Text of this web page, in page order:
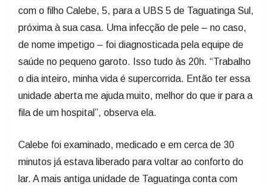
com o filho Calebe, 5, para a UBS 5 de Taguatinga Sul,
próxima à sua casa. Uma infecção de pele – no caso,
de nome impetigo – foi diagnosticada pela equipe de
saúde no pequeno garoto. Isso tudo às 20h. “Trabalho
o dia inteiro, minha vida é supercorrida. Então ter essa
unidade aberta me ajuda muito, melhor do que ir para a
fila de um hospital”, observa ela.
Calebe foi examinado, medicado e em cerca de 30
minutos já estava liberado para voltar ao conforto do
lar. A mais antiga unidade de Taguatinga conta com